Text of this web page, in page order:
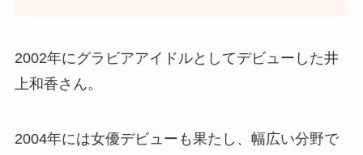
2002年にグラビアアイドルとしてデビューした井
上和香さん。
2004年には女優デビューも果たし、幅広い分野で